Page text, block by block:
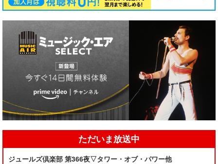
ただいま放送中
ジュールズ倶楽部 第366夜▽タワー・オブ・パワー他